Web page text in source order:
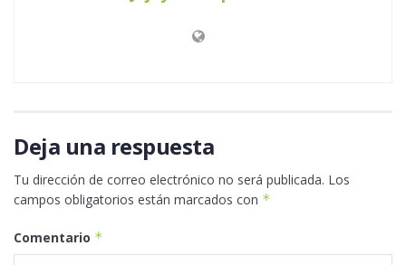
Deja una respuesta
Tu dirección de correo electrónico no será publicada. Los
campos obligatorios están marcados con *
Comentario *